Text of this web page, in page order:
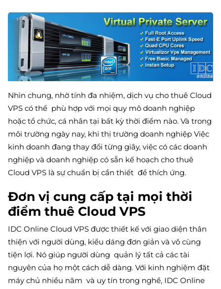
Nhìn chung, nhờ tính đa nhiệm, dịch vụ cho thuê Cloud
VPS có thể phù hợp với mọi quy mô doanh nghiệp
hoặc tổ chức, cá nhân tại bất kỳ thời điểm nào. Và trong
môi trường ngày nay, khi thị trường doanh nghiệp Việc
kinh doanh đang thay đổi từng giây, việc có các doanh
nghiệp và doanh nghiệp có sẵn kế hoạch cho thuê
Cloud VPS là sự chuẩn bị cần thiết để thích ứng.
Đơn vị cung cấp tại mọi thời
điểm thuê Cloud VPS
IDC Online Cloud VPS được thiết kế với giao diện thân
thiện với người dùng, kiểu dáng đơn giản và vô cùng
tiện lợi. Nó giúp người dùng quản lý tất cả các tài
nguyên của họ một cách dễ dàng. Với kinh nghiệm đặt
máy chủ nhiều năm và uy tín trong nghề, IDC Online